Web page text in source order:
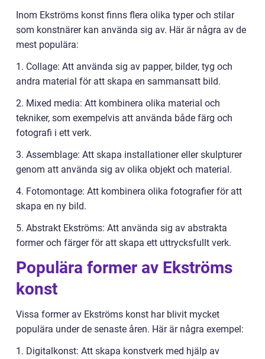
Inom Ekströms konst finns flera olika typer och stilar
som konstnärer kan använda sig av. Här är några av de
mest populära:
1. Collage: Att använda sig av papper, bilder, tyg och
andra material för att skapa en sammansatt bild.
2. Mixed media: Att kombinera olika material och
tekniker, som exempelvis att använda både färg och
fotografi i ett verk.
3. Assemblage: Att skapa installationer eller skulpturer
genom att använda sig av olika objekt och material.
4. Fotomontage: Att kombinera olika fotografier för att
skapa en ny bild.
5. Abstrakt Ekströms: Att använda sig av abstrakta
former och färger för att skapa ett uttrycksfullt verk.
Populära former av Ekströms
konst
Vissa former av Ekströms konst har blivit mycket
populära under de senaste åren. Här är några exempel:
1. Digitalkonst: Att skapa konstverk med hjälp av